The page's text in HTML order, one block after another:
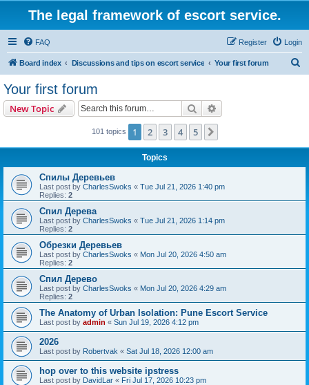
The legal framework of escort service.
FAQ Login
Register
Board index Discussions and tips on escort service Your first forum
Your first forum
New Topic Search
101 topics 1 2 3 4 5
Topics
Спилы Деревьев
Last post by CharlesSwoks « Tue Jul 21, 2026 1:40 pm
Replies: 2
Спил Дерева
Last post by CharlesSwoks « Tue Jul 21, 2026 1:14 pm
Replies: 2
Обрезки Деревьев
Last post by CharlesSwoks « Mon Jul 20, 2026 4:50 am
Replies: 2
Спил Дерево
Last post by CharlesSwoks « Mon Jul 20, 2026 4:29 am
Replies: 2
The Anatomy of Urban Isolation: Pune Escort Service
Last post by admin « Sun Jul 19, 2026 4:12 pm
2026
Last post by Robertvak « Sat Jul 18, 2026 12:00 am
hop over to this website ipstress
Last post by DavidLar « Fri Jul 17, 2026 10:23 pm